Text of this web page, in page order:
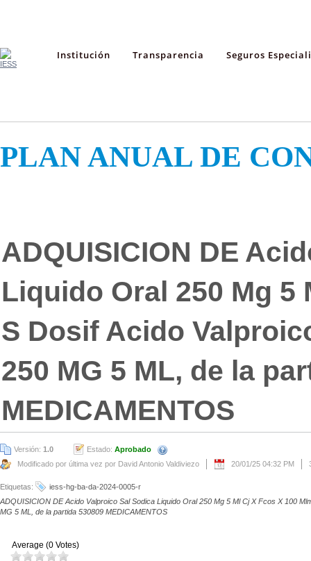
Institución Transparencia Seguros
PLAN ANUAL DE
ADQUISICION DE
Liquido Oral 250 Mg 5
S Dosif Acido
250 MG 5 ML, de la
MEDICAMENTOS
Versión: 1.0 Estado: Aprobado
Modificado por última vez por David Antonio Valdiviezo
20/01/25 04:32 PM
Etiquetas:
iess-hg-ba-da-2024-0005-r
ADQUISICION DE Acido Valproico Sal Sodica Liquido Oral 250 Mg 5 Ml Cj X Fcos X 100
MG 5 ML, de la partida 530809 MEDICAMENTOS
Average (0 Votes)